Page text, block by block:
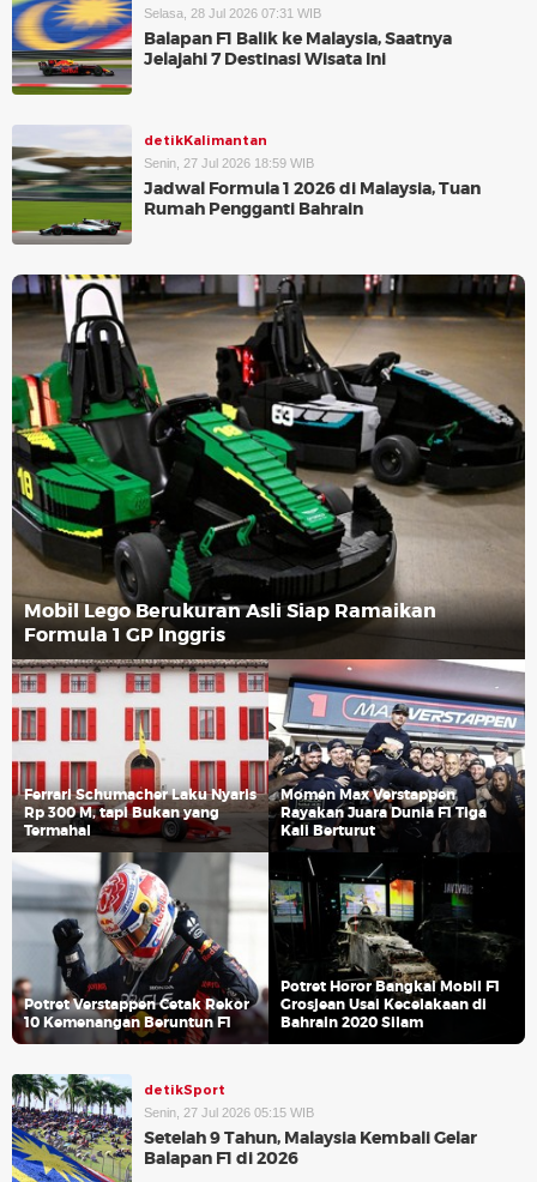
Selasa, 28 Jul 2026 07:31 WIB
Balapan F1 Balik ke Malaysia, Saatnya
Jelajahi 7 Destinasi Wisata Ini
detikKalimantan
Senin, 27 Jul 2026 18:59 WIB
Jadwal Formula 1 2026 di Malaysia, Tuan
Rumah Pengganti Bahrain
Mobil Lego Berukuran Asli Siap Ramaikan
Formula 1 GP Inggris
Ferrari Schumacher Laku Nyaris
Rp 300 M, tapi Bukan yang
Termahal
Momen Max Verstappen
Rayakan Juara Dunia F1 Tiga
Kali Berturut
Potret Verstappen Cetak Rekor
10 Kemenangan Beruntun F1
Potret Horor Bangkai Mobil F1
Grosjean Usai Kecelakaan di
Bahrain 2020 Silam
detikSport
Senin, 27 Jul 2026 05:15 WIB
Setelah 9 Tahun, Malaysia Kembali Gelar
Balapan F1 di 2026